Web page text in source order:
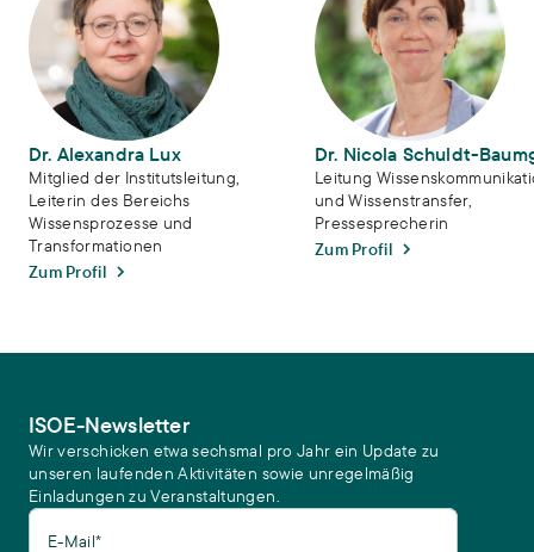
Dr. Alexandra Lux
Mitglied der Institutsleitung,
Leiterin des Bereichs
Wissensprozesse und
Transformationen
Zum Profil
Dr. Nicola Schuldt-
Leitung
und Wissenstransfer,
Pressesprecherin
Zum Profil
ISOE-Newsletter
Wir verschicken etwa sechsmal pro Jahr ein Update zu
unseren laufenden Aktivitäten sowie unregelmäßig
Einladungen zu Veranstaltungen.
E-Mail*